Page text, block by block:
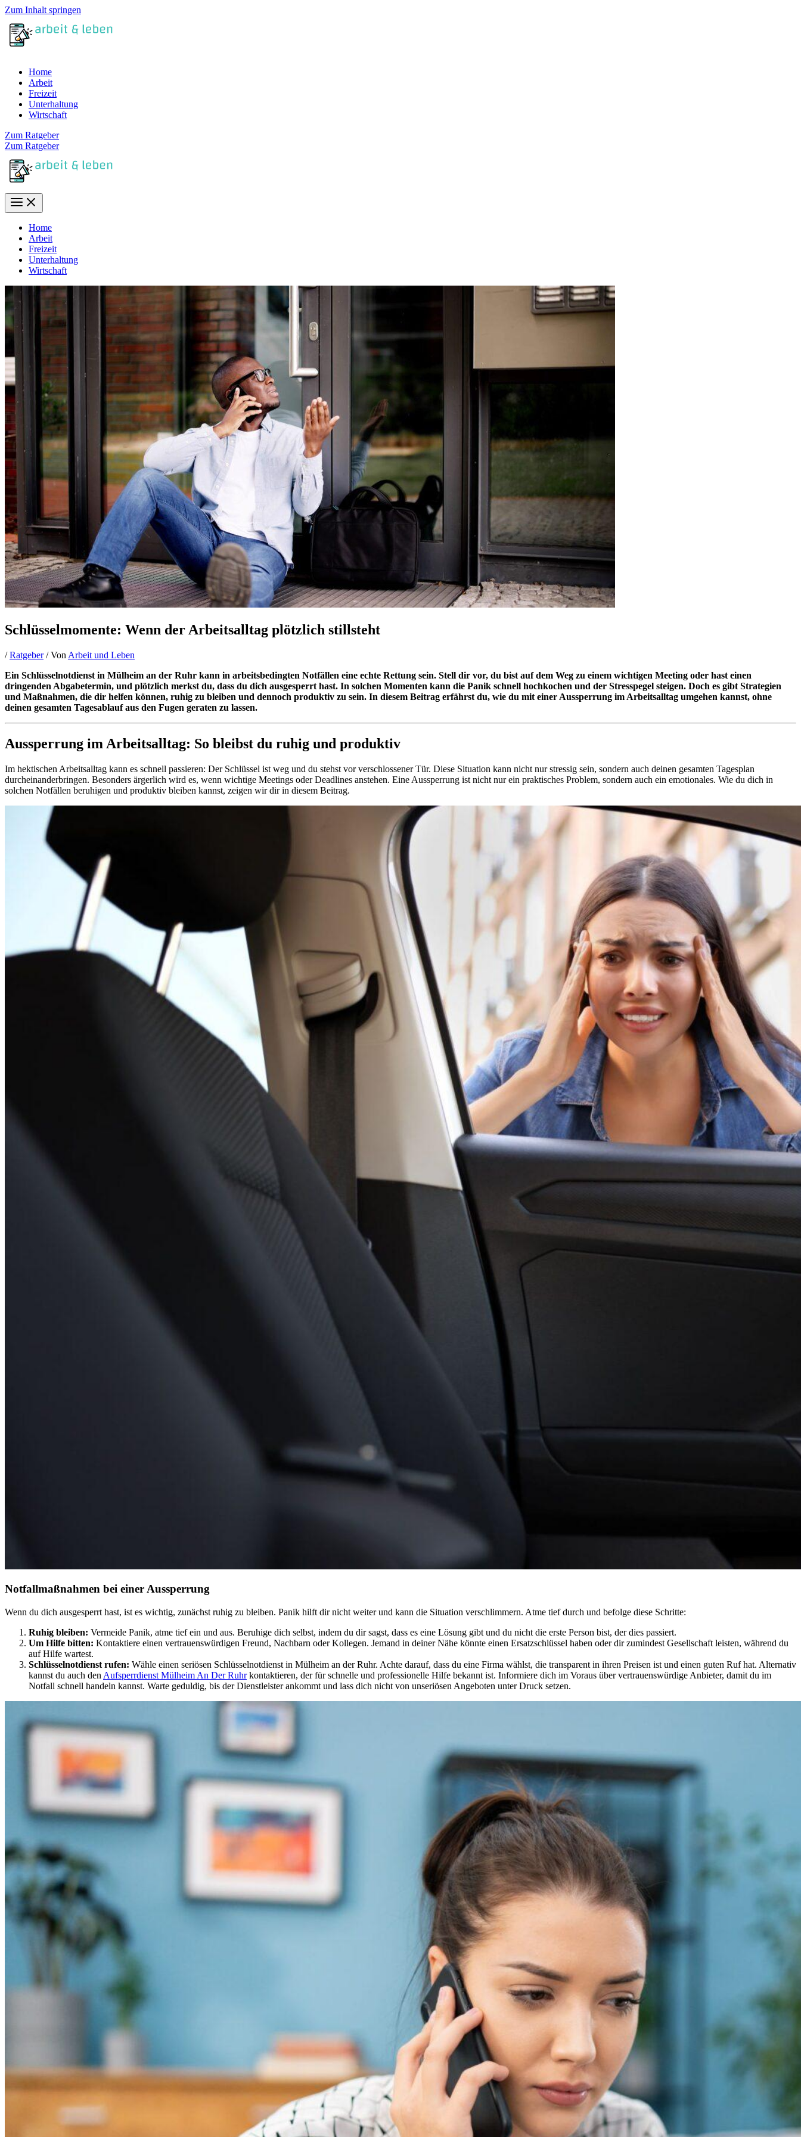
Zum Inhalt springen
Home
Arbeit
Freizeit
Unterhaltung
Wirtschaft
Zum Ratgeber
Zum Ratgeber
Home
Arbeit
Freizeit
Unterhaltung
Wirtschaft
Schlüsselmomente: Wenn der Arbeitsalltag plötzlich stillsteht
/Ratgeber/ Von Arbeit und Leben
Ein Schlüsselnotdienst in Mülheim an der Ruhr kann in arbeitsbedingten Notfällen eine echte Rettung sein. Stell dir vor, du bist auf dem Weg zu einem wichtigen Meeting oder hast einen
dringenden Abgabetermin, und plötzlich merkst du, dass du dich ausgesperrt hast. In solchen Momenten kann die Panik schnell hochkochen und der Stresspegel steigen. Doch es gibt Strategien
und Maßnahmen, die dir helfen können, ruhig zu bleiben und dennoch produktiv zu sein. In diesem Beitrag erfährst du, wie du mit einer Aussperrung im Arbeitsalltag umgehen kannst, ohne
deinen gesamten Tagesablauf aus den Fugen geraten zu lassen.
Aussperrung im Arbeitsalltag: So bleibst du ruhig und produktiv
Im hektischen Arbeitsalltag kann es schnell passieren: Der Schlüssel ist weg und du stehst vor verschlossener Tür. Diese Situation kann nicht nur stressig sein, sondern auch deinen gesamten Tagesplan
durcheinanderbringen. Besonders ärgerlich wird es, wenn wichtige Meetings oder Deadlines anstehen. Eine Aussperrung ist nicht nur ein praktisches Problem, sondern auch ein emotionales. Wie du dich in
solchen Notfällen beruhigen und produktiv bleiben kannst, zeigen wir dir in diesem Beitrag.
Notfallmaßnahmen bei einer Aussperrung
Wenn du dich ausgesperrt hast, ist es wichtig, zunächst ruhig zu bleiben. Panik hilft dir nicht weiter und kann die Situation verschlimmern. Atme tief durch und befolge diese Schritte:
Ruhig bleiben: Vermeide Panik, atme tief ein und aus. Beruhige dich selbst, indem du dir sagst, dass es eine Lösung gibt und du nicht die erste Person bist, der dies passiert.
Um Hilfe bitten: Kontaktiere einen vertrauenswürdigen Freund, Nachbarn oder Kollegen. Jemand in deiner Nähe könnte einen Ersatzschlüssel haben oder dir zumindest Gesellschaft leisten, während du
auf Hilfe wartest.
Schlüsselnotdienst rufen: Wähle einen seriösen Schlüsselnotdienst in Mülheim an der Ruhr. Achte darauf, dass du eine Firma wählst, die transparent in ihren Preisen ist und einen guten Ruf hat. Alternativ
kannst du auch den Aufsperrdienst Mülheim An Der Ruhrkontaktieren, der für schnelle und professionelle Hilfe bekannt ist. Informiere dich im Voraus über vertrauenswürdige Anbieter, damit du im
Notfall schnell handeln kannst. Warte geduldig, bis der Dienstleister ankommt und lass dich nicht von unseriösen Angeboten unter Druck setzen.